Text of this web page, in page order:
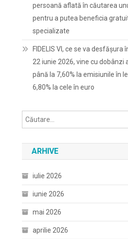
persoană aflată în căutarea
pentru a putea beneficia
specializate
FIDELIS VI, ce se va desfășura
22 iunie 2026, vine cu dobânzi
până la 7,60% la emisiunile în
6,80% la cele în euro
ARHIVE
iulie 2026
iunie 2026
mai 2026
aprilie 2026